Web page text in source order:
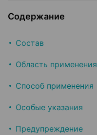
Содержание
Состав
Область применения
Способ применения
Особые указания
Предупреждение